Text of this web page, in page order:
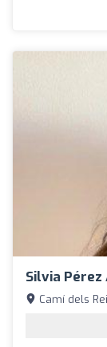
Silvia
Camí dels